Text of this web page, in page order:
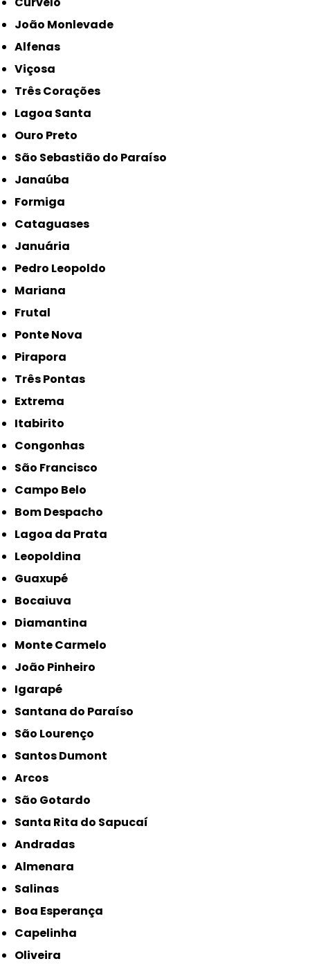
João Monlevade
Alfenas
Viçosa
Três Corações
Lagoa Santa
Ouro Preto
São Sebastião do Paraíso
Janaúba
Formiga
Cataguases
Januária
Pedro Leopoldo
Mariana
Frutal
Ponte Nova
Pirapora
Três Pontas
Extrema
Itabirito
Congonhas
São Francisco
Campo Belo
Bom Despacho
Lagoa da Prata
Leopoldina
Guaxupé
Bocaiuva
Diamantina
Monte Carmelo
João Pinheiro
Igarapé
Santana do Paraíso
São Lourenço
Santos Dumont
Arcos
São Gotardo
Santa Rita do Sapucaí
Andradas
Almenara
Salinas
Boa Esperança
Capelinha
Oliveira